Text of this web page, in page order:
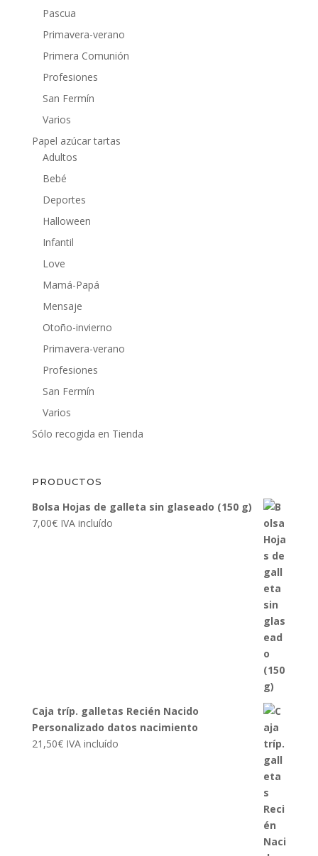
Pascua
Primavera-verano
Primera Comunión
Profesiones
San Fermín
Varios
Papel azúcar tartas
Adultos
Bebé
Deportes
Halloween
Infantil
Love
Mamá-Papá
Mensaje
Otoño-invierno
Primavera-verano
Profesiones
San Fermín
Varios
Sólo recogida en Tienda
PRODUCTOS
Bolsa Hojas de galleta sin glaseado (150 g)
7,00€ IVA incluído
Caja tríp. galletas Recién Nacido
Personalizado datos nacimiento
21,50€ IVA incluído